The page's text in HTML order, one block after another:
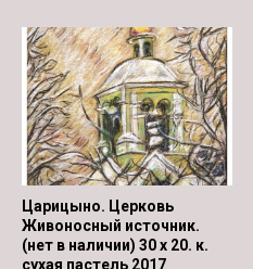
Царицыно. Церковь
Живоносный источник.
(нет в наличии) 30 х 20. к.
сухая пастель 2017